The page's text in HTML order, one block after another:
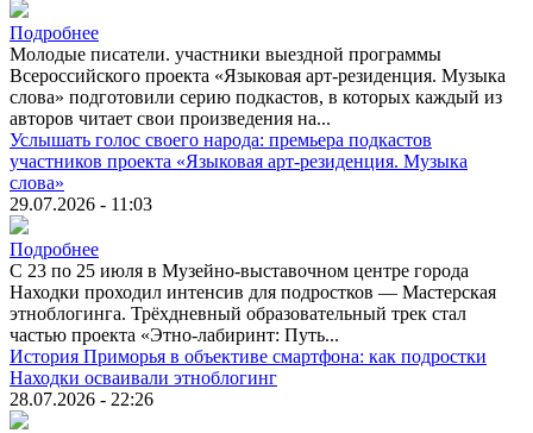
Подробнее
Молодые писатели. участники выездной программы
Всероссийского проекта «Языковая арт-резиденция. Музыка
слова» подготовили серию подкастов, в которых каждый из
авторов читает свои произведения на...
Услышать голос своего народа: премьера подкастов
участников проекта «Языковая арт-резиденция. Музыка
слова»
29.07.2026 - 11:03
Подробнее
С 23 по 25 июля в Музейно-выставочном центре города
Находки проходил интенсив для подростков — Мастерская
этноблогинга. Трёхдневный образовательный трек стал
частью проекта «Этно-лабиринт: Путь...
История Приморья в объективе смартфона: как подростки
Находки осваивали этноблогинг
28.07.2026 - 22:26